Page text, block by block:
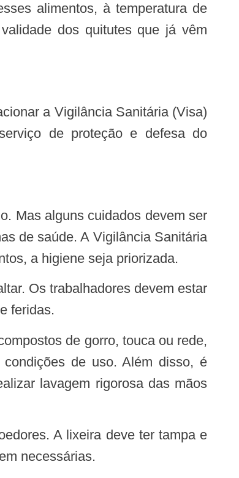
alimentos, à temperatura de
dos quitutes que já vêm
de proteção e defesa do
de saúde. A Vigilância Sanitária
a higiene seja priorizada.
feridas.
de uso. Além disso, é
lavagem rigorosa das mãos
necessárias.